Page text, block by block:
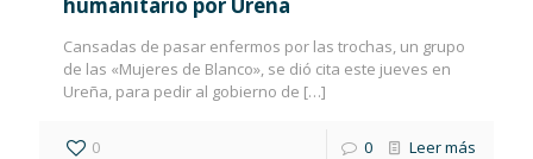
Cansadas de pasar enfermos por las trochas, un grupo
de las «Mujeres de Blanco», se dió cita este jueves en
Ureña, para pedir al gobierno de […]
0 0 Leer más